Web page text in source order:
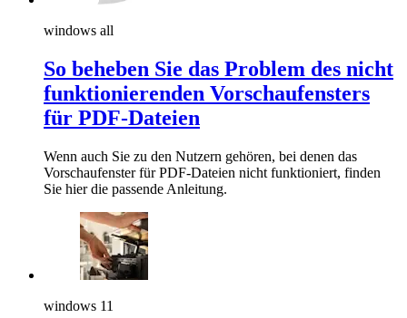
windows all
So beheben Sie das Problem des nicht
funktionierenden Vorschaufensters
für PDF-Dateien
Wenn auch Sie zu den Nutzern gehören, bei denen das
Vorschaufenster für PDF-Dateien nicht funktioniert, finden
Sie hier die passende Anleitung.
windows 11